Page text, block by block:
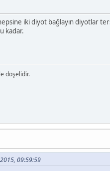
iki diyot bağlayın diyotlar
kadar.
döşelidir.
2015, 09:59:59